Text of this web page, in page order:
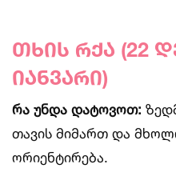
თხის რქა (22
იანვარი)
რა უნდა დატოვოთ:
თავის მიმართ და
ორიენტირება.